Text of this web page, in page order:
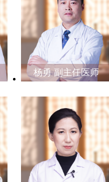
杨勇 副主任医师